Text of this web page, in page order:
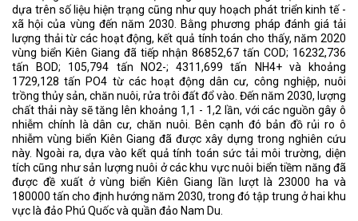
dựa trên số liệu hiện trạng cũng như quy hoạch phát triển kinh tế -
xã hội của vùng đến năm 2030. Bằng phương pháp đánh giá tải
lượng thải từ các hoạt động, kết quả tính toán cho thấy, năm 2020
vùng biển Kiên Giang đã tiếp nhận 86852,67 tấn COD; 16232,736
tấn BOD; 105,794 tấn NO2-; 4311,699 tấn NH4+ và khoảng
1729,128 tấn PO4 từ các hoạt động dân cư, công nghiệp, nuôi
trồng thủy sản, chăn nuôi, rửa trôi đất đổ vào. Đến năm 2030, lượng
chất thải này sẽ tăng lên khoảng 1,1 - 1,2 lần, với các nguồn gây ô
nhiễm chính là dân cư, chăn nuôi. Bên cạnh đó bản đồ rủi ro ô
nhiễm vùng biển Kiên Giang đã được xây dựng trong nghiên cứu
này. Ngoài ra, dựa vào kết quả tính toán sức tải môi trường, diện
tích cũng như sản lượng nuôi ở các khu vực nuôi biển tiềm năng đã
được đề xuất ở vùng biển Kiên Giang lần lượt là 23000 ha và
180000 tấn cho định hướng năm 2030, trong đó tập trung ở hai khu
vực là đảo Phú Quốc và quần đảo Nam Du.